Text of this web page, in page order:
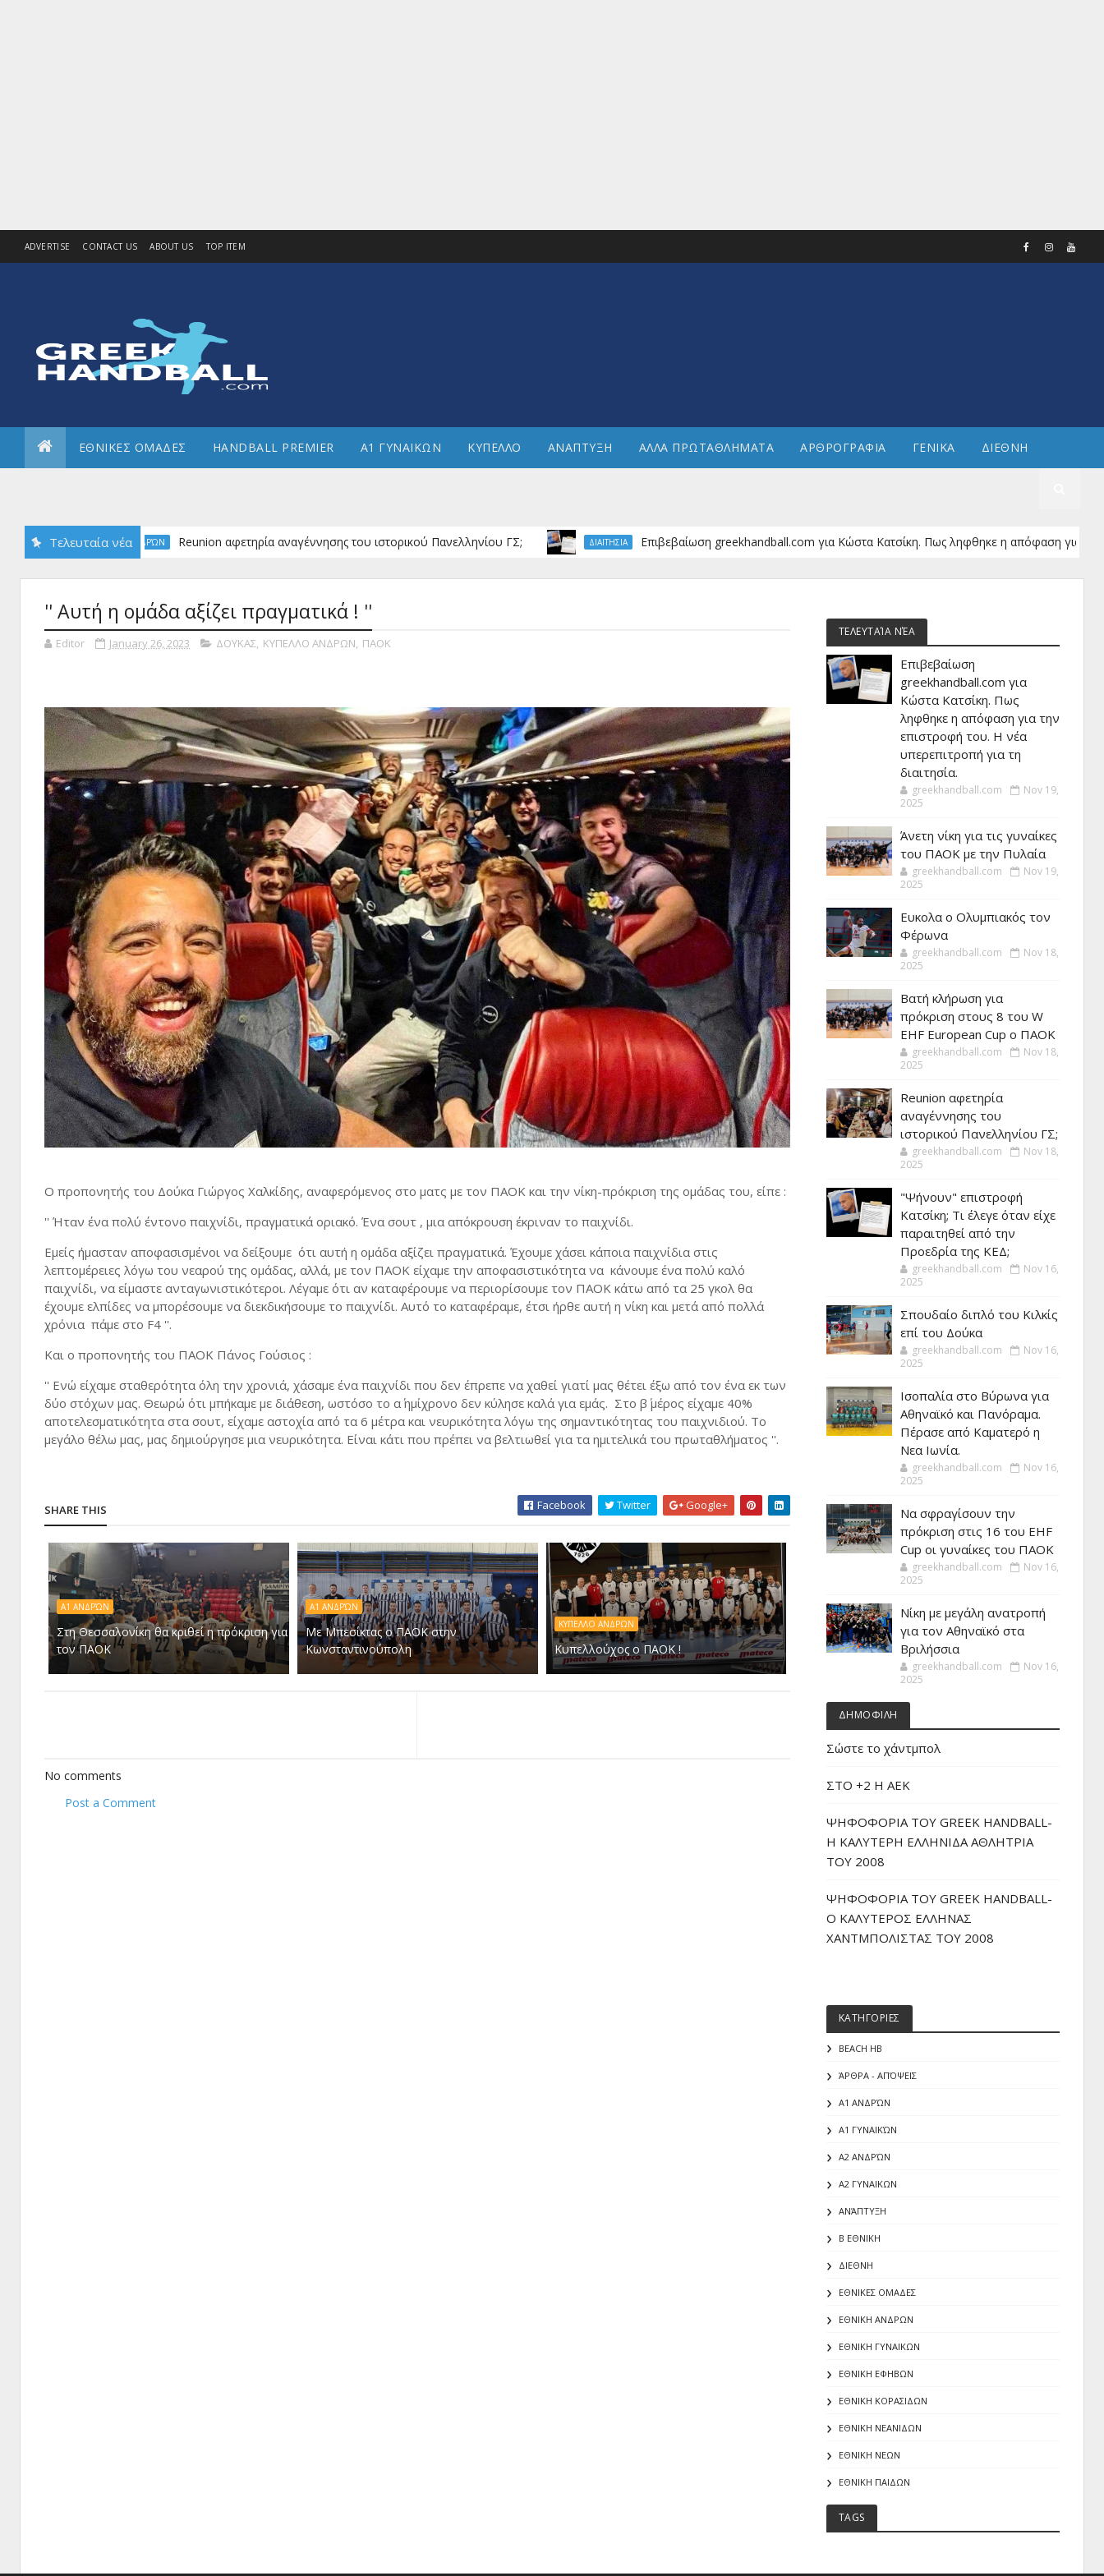
ADVERTISE CONTACT US ABOUT US TOP ITEM
ΕΘΝΙΚΕΣ ΟΜΑΔΕΣ HANDBALL PREMIER Α1 ΓΥΝΑΙΚΩΝ ΚΥΠΕΛΛΟ ΑΝΑΠΤΥΞΗ ΑΛΛΑ ΠΡΩΤΑΘΛΗΜΑΤΑ ΑΡΘΡΟΓΡΑΦΙΑ ΓΕΝΙΚΑ ΔΙΕΘΝΗ
Τελευταία νέα
Α2 ΑΝΔΡΏΝ Reunion αφετηρία αναγέννησης του ιστορικού Πανελληνίου ΓΣ; ΔΙΑΙΤΗΣΙΑ Επιβεβαίωση greekhandball.com για Κώστα Κατσίκη. Πως ληφθηκε η απόφαση για την
'' Αυτή η ομάδα αξίζει πραγματικά ! ''
Editor January 26, 2023 ΔΟΥΚΑΣ, ΚΥΠΕΛΛΟ ΑΝΔΡΩΝ, ΠΑΟΚ
Ο προπονητής του Δούκα Γιώργος Χαλκίδης, αναφερόμενος στο ματς με τον ΠΑΟΚ και την νίκη-πρόκριση της ομάδας του, είπε :
'' Ήταν ένα πολύ έντονο παιχνίδι, πραγματικά οριακό. Ένα σουτ , μια απόκρουση έκριναν το παιχνίδι.
Εμείς ήμασταν αποφασισμένοι να δείξουμε ότι αυτή η ομάδα αξίζει πραγματικά. Έχουμε χάσει κάποια παιχνίδια στις
λεπτομέρειες λόγω του νεαρού της ομάδας, αλλά, με τον ΠΑΟΚ είχαμε την αποφασιστικότητα να κάνουμε ένα πολύ καλό
παιχνίδι, να είμαστε ανταγωνιστικότεροι. Λέγαμε ότι αν καταφέρουμε να περιορίσουμε τον ΠΑΟΚ κάτω από τα 25 γκολ θα
έχουμε ελπίδες να μπορέσουμε να διεκδικήσουμε το παιχνίδι. Αυτό το καταφέραμε, έτσι ήρθε αυτή η νίκη και μετά από πολλά
χρόνια πάμε στο F4 ''.
Και ο προπονητής του ΠΑΟΚ Πάνος Γούσιος :
'' Ενώ είχαμε σταθερότητα όλη την χρονιά, χάσαμε ένα παιχνίδι που δεν έπρεπε να χαθεί γιατί μας θέτει έξω από τον ένα εκ των
δύο στόχων μας. Θεωρώ ότι μπήκαμε με διάθεση, ωστόσο το α΄ ημίχρονο δεν κύλησε καλά για εμάς. Στο β΄ μέρος είχαμε 40%
αποτελεσματικότητα στα σουτ, είχαμε αστοχία από τα 6 μέτρα και νευρικότητα λόγω της σημαντικότητας του παιχνιδιού. Το
μεγάλο θέλω μας, μας δημιούργησε μια νευρικότητα. Είναι κάτι που πρέπει να βελτιωθεί για τα ημιτελικά του πρωταθλήματος ''.
SHARE THIS Facebook Twitter Google+
Α1 ΑΝΔΡΏΝ
Στη Θεσσαλονίκη θα κριθεί η πρόκριση για
τον ΠΑΟΚ
A1 ΑΝΔΡΏΝ
Με Μπεσίκτας ο ΠΑΟΚ στην
Κωνσταντινούπολη
ΚΥΠΕΛΛΟ ΑΝΔΡΩΝ
Κυπελλούχος ο ΠΑΟΚ !
No comments
Post a Comment
ΤΕΛΕΥΤΑΊΑ ΝΈΑ
Επιβεβαίωση
greekhandball.com για
Κώστα Κατσίκη. Πως
ληφθηκε η απόφαση για την
επιστροφή του. Η νέα
υπερεπιτροπή για τη
διαιτησία.
greekhandball.com
Nov 19,
2025
Άνετη νίκη για τις γυναίκες
του ΠΑΟΚ με την Πυλαία
greekhandball.com
Nov 19,
2025
Ευκολα ο Ολυμπιακός τον
Φέρωνα
greekhandball.com
Nov 18,
2025
Βατή κλήρωση για
πρόκριση στους 8 του W
EHF European Cup ο ΠΑΟΚ
greekhandball.com
Nov 18,
2025
Reunion αφετηρία
αναγέννησης του
ιστορικού Πανελληνίου ΓΣ;
greekhandball.com
Nov 18,
2025
"Ψήνουν" επιστροφή
Κατσίκη; Τι έλεγε όταν είχε
παραιτηθεί από την
Προεδρία της ΚΕΔ;
greekhandball.com
Nov 16,
2025
Σπουδαίο διπλό του Κιλκίς
επί του Δούκα
greekhandball.com
Nov 16,
2025
Ισοπαλία στο Βύρωνα για
Αθηναϊκό και Πανόραμα.
Πέρασε από Καματερό η
Νεα Ιωνία.
greekhandball.com
Nov 16,
2025
Να σφραγίσουν την
πρόκριση στις 16 του EHF
Cup οι γυναίκες του ΠΑΟΚ
greekhandball.com
Nov 16,
2025
Νίκη με μεγάλη ανατροπή
για τον Αθηναϊκό στα
Βριλήσσια
greekhandball.com
Nov 16,
2025
ΔΗΜΟΦΙΛΗ
Σώστε το χάντμπολ
ΣΤΟ +2 Η ΑΕΚ
ΨΗΦΟΦΟΡΙΑ ΤΟΥ GREEK HANDBALL-
H ΚΑΛΥΤΕΡΗ ΕΛΛΗΝΙΔΑ ΑΘΛΗΤΡΙΑ
ΤΟΥ 2008
ΨΗΦΟΦΟΡΙΑ ΤΟΥ GREEK HANDBALL-
O ΚΑΛΥΤΕΡΟΣ ΕΛΛΗΝΑΣ
ΧΑΝΤΜΠΟΛΙΣΤΑΣ ΤΟΥ 2008
ΚΑΤΗΓΟΡΙΕΣ
BEACH HB
ΆΡΘΡΑ - ΑΠΌΨΕΙΣ
Α1 ΑΝΔΡΏΝ
Α1 ΓΥΝΑΙΚΏΝ
Α2 ΑΝΔΡΏΝ
Α2 ΓΥΝΑΙΚΩΝ
ΑΝΆΠΤΥΞΗ
Β ΕΘΝΙΚΗ
ΔΙΕΘΝΗ
ΕΘΝΙΚΕΣ ΟΜΑΔΕΣ
ΕΘΝΙΚΗ ΑΝΔΡΩΝ
ΕΘΝΙΚΗ ΓΥΝΑΙΚΩΝ
ΕΘΝΙΚΗ ΕΦΗΒΩΝ
ΕΘΝΙΚΗ ΚΟΡΑΣΙΔΩΝ
ΕΘΝΙΚΗ ΝΕΑΝΙΔΩΝ
ΕΘΝΙΚΗ ΝΕΩΝ
ΕΘΝΙΚΗ ΠΑΙΔΩΝ
TAGS